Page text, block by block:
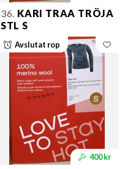
36. KARI TRAA TRÖJA
STL S
Avslutat rop
400 kr